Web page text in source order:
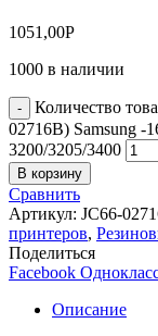
1051,00Р
1000 в наличии
Количество
02716B) Samsung -
3200/3205/3400
В корзину
Сравнить
Артикул: JC66-
принтеров,
Поделиться
Facebook
Описание